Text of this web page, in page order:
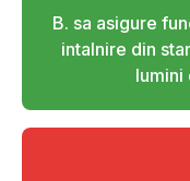
B. sa asigure
intalnire din
lumini